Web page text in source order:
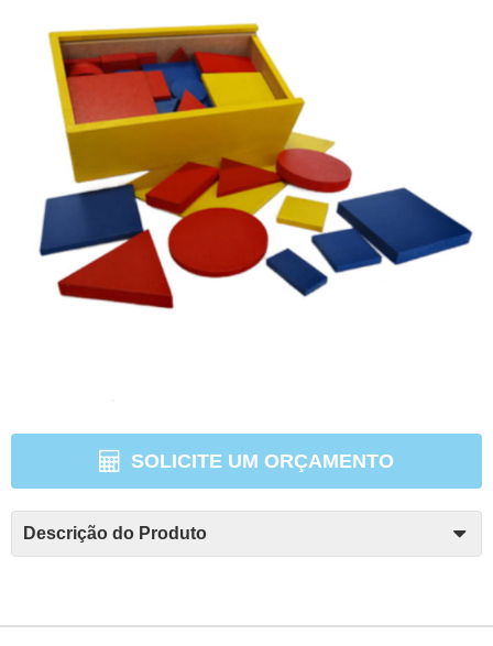
SOLICITE UM ORÇAMENTO
Descrição do Produto